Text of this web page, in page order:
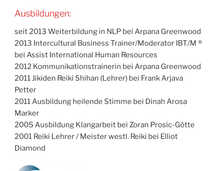
Ausbildungen:
seit 2013 Weiterbildung in NLP bei Arpana Greenwood
2013 Intercultural Business Trainer/Moderator IBT/M ®
bei Assist International Human Resources
2012 Kommunikationstrainerin bei Arpana Greenwood
2011 Jikiden Reiki Shihan (Lehrer) bei Frank Arjava
Petter
2011 Ausbildung heilende Stimme bei Dinah Arosa
Marker
2005 Ausbildung Klangarbeit bei Zoran Prosic-Götte
2001 Reiki Lehrer / Meister westl. Reiki bei Elliot
Diamond